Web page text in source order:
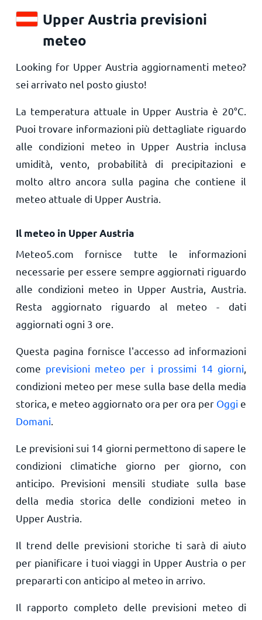
Upper Austria previsioni
meteo
Looking for Upper Austria aggiornamenti meteo?
sei arrivato nel posto giusto!
La temperatura attuale in Upper Austria è 20°C
Puoi trovare informazioni più dettagliate riguardo
alle condizioni meteo in Upper Austria inclusa
umidità, vento, probabilità di precipitazioni e
molto altro ancora sulla pagina che contiene il
meteo attuale di Upper Austria.
Il meteo in Upper Austria
Meteo5.com fornisce tutte le informazioni
necessarie per essere sempre aggiornati riguardo
alle condizioni meteo in Upper Austria, Austria.
Resta aggiornato riguardo al meteo - dati
aggiornati ogni 3 ore.
Questa pagina fornisce l'accesso ad informazioni
come previsioni meteo per i prossimi 14 giorni
condizioni meteo per mese sulla base della media
storica, e meteo aggiornato ora per ora per Oggi e
Domani
Le previsioni sui 14 giorni permettono di sapere le
condizioni climatiche giorno per giorno, con
anticipo. Previsioni mensili studiate sulla base
della media storica delle condizioni meteo in
Upper Austria.
Il trend delle previsioni storiche ti sarà di aiuto
per pianificare i tuoi viaggi in Upper Austria o per
prepararti con anticipo al meteo in arrivo.
Il rapporto completo delle previsioni meteo di